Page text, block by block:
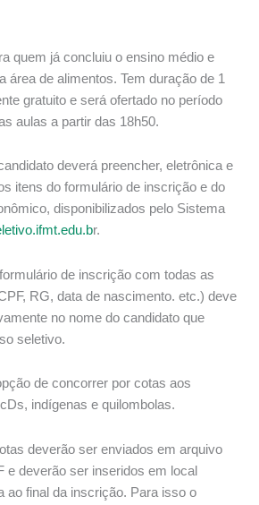
quem já concluiu o ensino médio e
área de alimentos. Tem duração de 1
gratuito e será ofertado no período
aulas a partir das 18h50.
deverá preencher, eletrônica e
itens do formulário de inscrição e do
disponibilizados pelo Sistema
r.
de inscrição com todas as
RG, data de nascimento. etc.) deve
no nome do candidato que
seletivo.
de concorrer por cotas aos
indígenas e quilombolas.
deverão ser enviados em arquivo
e deverão ser inseridos em local
ao final da inscrição. Para isso o